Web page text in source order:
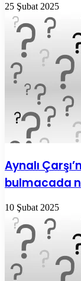
25 Şubat 2025
Aynalı
bulmacada
10 Şubat 2025